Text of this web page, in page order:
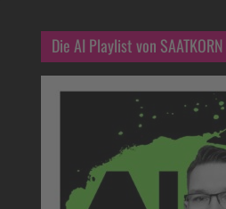
Die AI Playlist von SAATKORN